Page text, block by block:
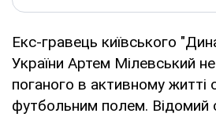
Екс-гравець київського
України Артем Мілевський
поганого в активному житті
футбольним полем. Відомий